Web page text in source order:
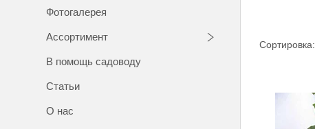
Фотогалерея
Ассортимент
В помощь садоводу
Статьи
О нас